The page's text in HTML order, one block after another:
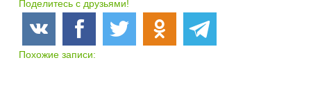
Поделитесь с друзьями!
Похожие записи: